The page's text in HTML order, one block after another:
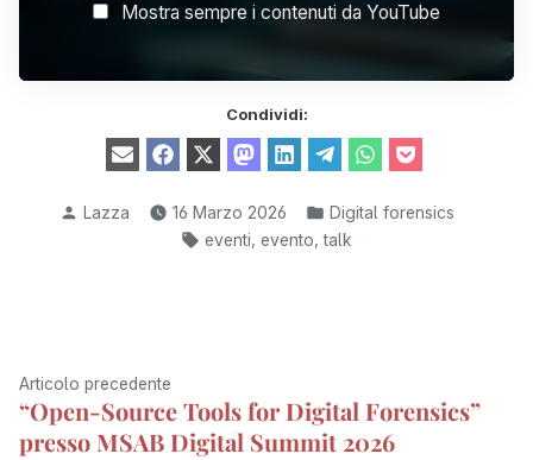
frontiera
dei
Mostra sempre i contenuti da YouTube
Condividi:
Share
on
E
m
Share
on
F
a
e
b
Share
on
X
(
w
i
t
Share
on
M
a
t
o
d
o
Share
on
L
i
d
Share
on
e
e
g
r
Share
on
W
h
t
s
Share
on
P
o
k
e
Pubblicato
Lazza 16 Marzo 2026
Pubblicato
in:
Digital forensics
Tag:
eventi evento ,talk
Navigazione
articoli
Articolo precedente
precedente:
“Open-Source Tools for Digital Forensics”
presso MSAB Digital Summit 2026